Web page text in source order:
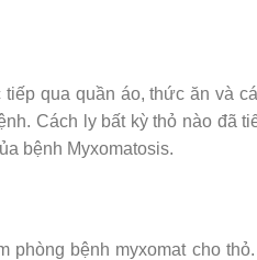
qua quần áo, thức ăn và
Cách ly bất kỳ thỏ nào đã
bệnh Myxomatosis.
bệnh myxomat cho